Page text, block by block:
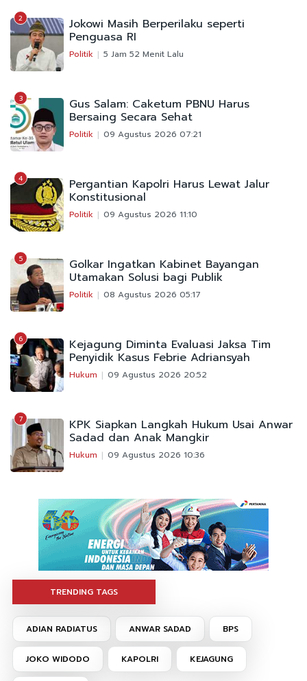
2 Jokowi Masih Berperilaku seperti
Penguasa RI
Politik 5 Jam 52 Menit Lalu
3 Gus Salam: Caketum PBNU Harus
Bersaing Secara Sehat
Politik 09 Agustus 2026 07:21
4 Pergantian Kapolri Harus Lewat Jalur
Konstitusional
Politik 09 Agustus 2026 11:10
5 Golkar Ingatkan Kabinet Bayangan
Utamakan Solusi bagi Publik
Politik 08 Agustus 2026 05:17
6 Kejagung Diminta Evaluasi Jaksa Tim
Penyidik Kasus Febrie Adriansyah
Hukum 09 Agustus 2026 20:52
7 KPK Siapkan Langkah Hukum Usai Anwar
Sadad dan Anak Mangkir
Hukum 09 Agustus 2026 10:36
TRENDING TAGS
ADIAN RADIATUS ANWAR SADAD BPS
JOKO WIDODO KAPOLRI KEJAGUNG